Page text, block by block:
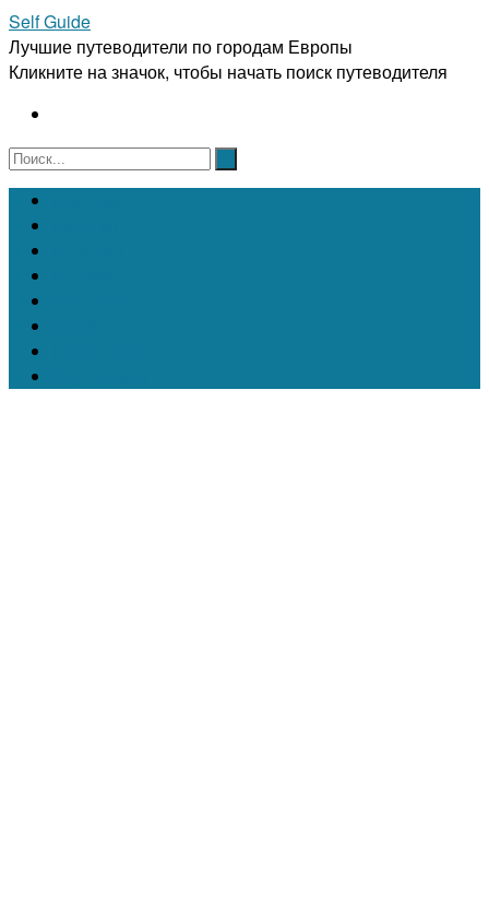
Self Guide
Лучшие путеводители по городам Европы
Кликните на значок, чтобы начать поиск путеводителя